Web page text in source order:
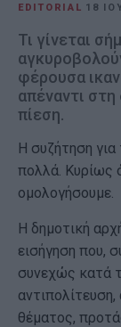
EDITORIAL 18
Τι γίνεται
φέρουσα
απέναντι
πίεση.
Η συζήτηση
πολλά. Κυρίως
ομολογήσουμε.
Η δημοτική
εισήγηση που,
συνεχώς κατά
θέματος,